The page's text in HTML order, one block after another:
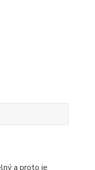
a proto je